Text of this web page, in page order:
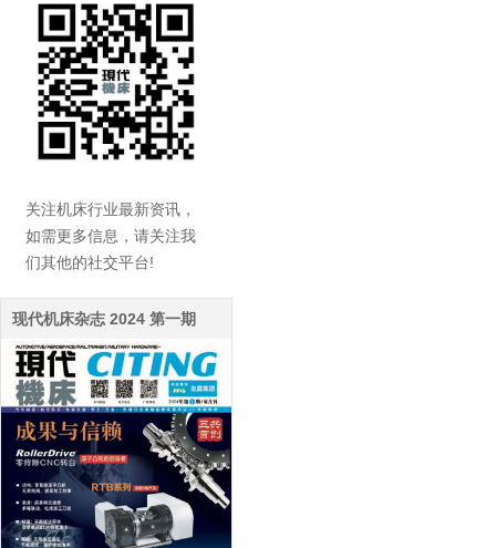
关注机床行业最新资讯，
如需更多信息，请关注我
们其他的社交平台!
现代机床杂志 2024 第一期